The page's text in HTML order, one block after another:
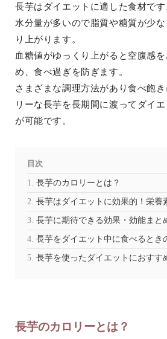
長芋はダイエットに適した食材です
水分量が多いので脂質や糖質が少な
り上がります。
血糖値がゆっくり上がると空腹感
め、食べ過ぎを防ぎます。
さまざまな調理方法があり食べ飽
リーな長芋を長期間に渡ってダイ
が可能です。
目次
長芋のカロリーとは？
長芋はダイエットに効果的！栄養
長芋に期待できる効果・効能まと
長芋をダイエット中に食べるとき
長芋を使ったダイエットにおすす
長芋のカロリーとは？